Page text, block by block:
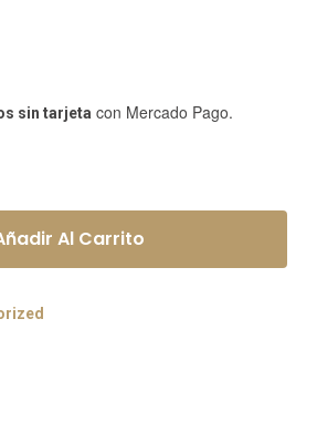
sin tarjeta con Mercado Pago.
Al Carrito